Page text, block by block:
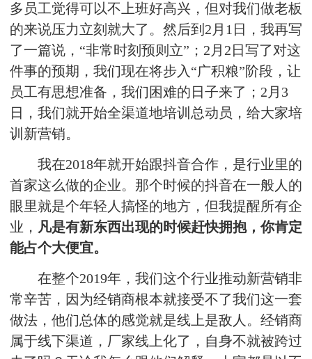
多员工觉得可以不上班好高兴，但对我们做老板
的来说压力立刻就大了。然后到2月1日，我再写
了一篇说，“非常时刻预则立”；2月2日写了对这
件事的预期，我们现在将步入“广积粮”阶段，让
员工有思想准备，我们困难的日子来了；2月3
日，我们就开始全渠道地培训总动员，给大家培
训新营销。
我在2018年就开始跟抖音合作，是行业里的
首家这么做的企业。那个时候的抖音在一般人的
眼里就是个年轻人搞怪的地方，但我提醒所有企
业， 凡是有新东西出现的时候赶快拥抱，你肯定
能占个大便宜。
在整个2019年，我们这个行业推动新营销非
常辛苦，因为经销商根本就接受不了我们这一套
做法，他们总体的感觉就是线上是敌人。经销商
属于线下渠道，厂家线上化了，自身不就被跨过